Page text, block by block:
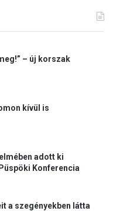
– új korszak
kívül is
adott ki
Konferencia
a szegényekben látta